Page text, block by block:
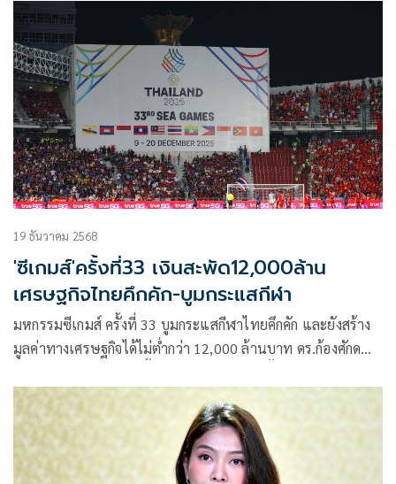
19 ธันวาคม 2568
'ซีเกมส์'ครั้งที่33 เงินสะพัด12,000ล้าน
เศรษฐกิจไทยคึกคัก-บูมกระแสกีฬา
มหกรรมซีเกมส์ ครั้งที่ 33 บูมกระแสกีฬาไทยคึกคัก และยังสร้าง
มูลค่าทางเศรษฐกิจได้ไม่ต่ำกว่า 12,000 ล้านบาท ดร.ก้องศักด
มหกรรมกีฬามา พร้อมเผยยอดผู้ชมเข้าสนามแข่งขันต่าง ๆ
สะสมเกือบ 400,000 คนแล้ว